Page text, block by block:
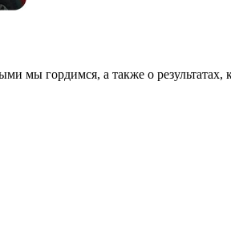
мы гордимся, а также о